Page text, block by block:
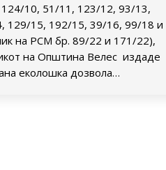
10, 51/11, 123/12, 93/13,
129/15, 192/15, 39/16, 99/18 и
на РСМ бр. 89/22 и 171/22),
на Општина Велес издаде
еколошка дозвола…